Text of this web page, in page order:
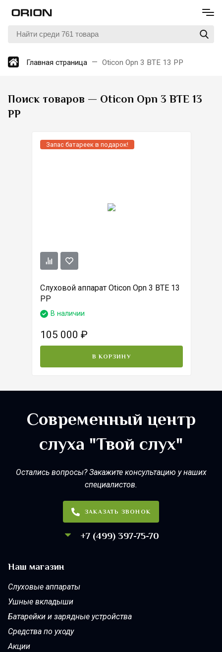
Главная страница Oticon Opn 3 BTE 13 PP
Поиск товаров — Oticon Opn 3 BTE 13
PP
Запас батареек в подарок!
Слуховой аппарат Oticon Opn 3 BTE 13
PP
В наличии
105 000 ₽
В КОРЗИНУ
Современный центр
слуха "Твой слух"
Остались вопросы? Закажите консультацию у наших
специалистов.
ЗАКАЗАТЬ ЗВОНОК
+7 (499) 397-75-70
Наш магазин
Слуховые аппараты
Ушные вкладыши
Батарейки и зарядные устройства
Средства по уходу
Акции